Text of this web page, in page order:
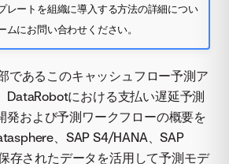
レートを組織に導入する方法の詳細につい
にお問い合わせください。
であるこのキャッシュフロー予測ア
DataRobotにおける支払い遅延予測
発および予測ワークフローの概要を
、SAP S4/HANA、SAP
存されたデータを活用して予測モデ